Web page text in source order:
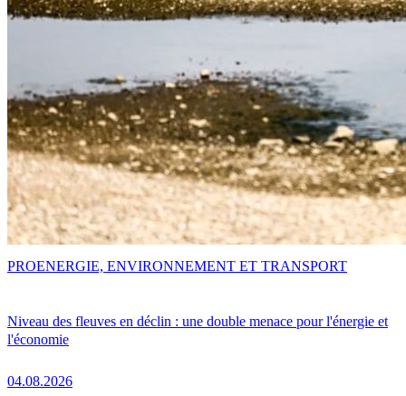
Niveau des fleuves en déclin : une double menace pour l'énergie et
l'économie
04.08.2026
PROENERGIE, ENVIRONNEMENT ET TRANSPORT